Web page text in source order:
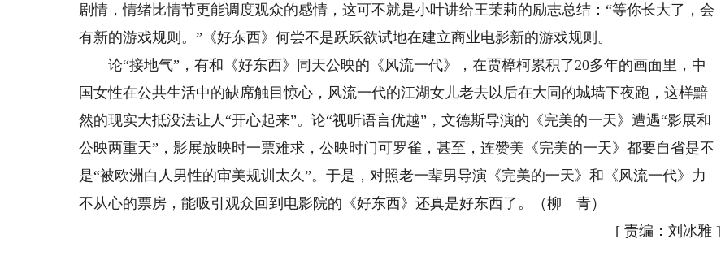
剧情，情绪比情节更能调度观众的感情，这可不就是小叶讲给王茉莉的励志总结：“等你长大了，会
有新的游戏规则。”《好东西》何尝不是跃跃欲试地在建立商业电影新的游戏规则。
论“接地气”，有和《好东西》同天公映的《风流一代》，在贾樟柯累积了20多年的画面里，中
国女性在公共生活中的缺席触目惊心，风流一代的江湖女儿老去以后在大同的城墙下夜跑，这样黯
然的现实大抵没法让人“开心起来”。论“视听语言优越”，文德斯导演的《完美的一天》遭遇“影展和
公映两重天”，影展放映时一票难求，公映时门可罗雀，甚至，连赞美《完美的一天》都要自省是不
是“被欧洲白人男性的审美规训太久”。于是，对照老一辈男导演《完美的一天》和《风流一代》力
不从心的票房，能吸引观众回到电影院的《好东西》还真是好东西了。（柳 青）
[ 责编：刘冰雅]